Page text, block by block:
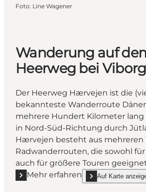
Foto: Line Wagener
Wanderung auf
Heerweg bei Viborg
Der Heerweg Hærvejen ist die
bekannteste Wanderroute
mehrere Hundert Kilometer
in Nord-Süd-Richtung durch
Hærvejen besteht aus mehreren
Radwanderrouten, die sowohl
auch für größere Touren
Mehr erfahren
Mehr erfahren "Wanderung auf
Auf Karte
show Wanderung